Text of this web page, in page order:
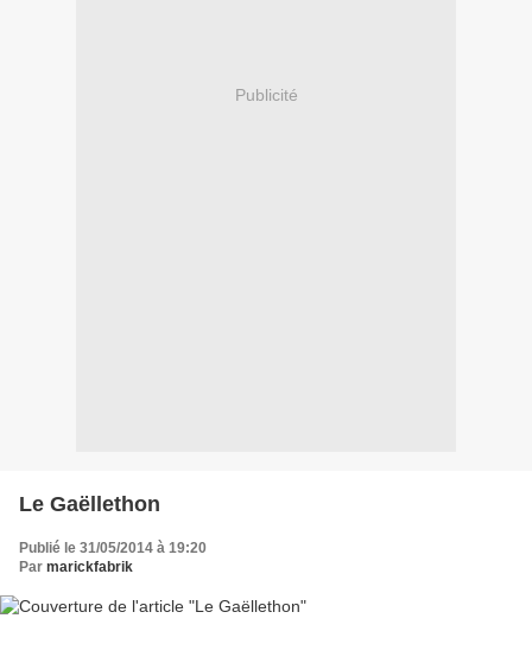
Publicité
Le Gaëllethon
Publié le 31/05/2014 à 19:20
Par marickfabrik